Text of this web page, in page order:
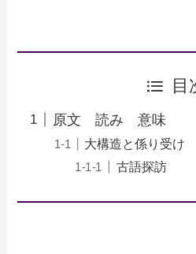
目
原文 読み 意味
大構造と係り受け
古語探訪